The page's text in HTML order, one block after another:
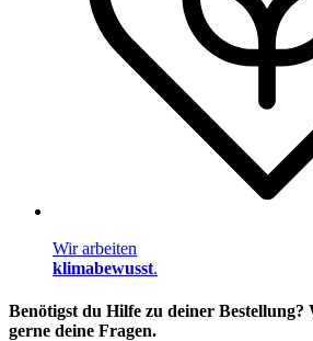
Wir arbeiten
klimabewusst.
Benötigst du Hilfe zu deiner
gerne deine Fragen.